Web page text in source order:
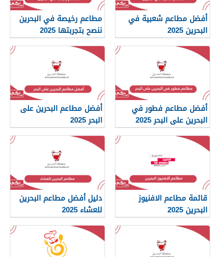
أفضل مطاعم شعبية في
البحرين 2025
مطاعم رخيصة في البحرين
ننصح بتجربتها 2025
أفضل مطاعم فطور في
البحرين على البحر 2025
أفضل مطاعم البحرين على
البحر 2025
قائمة مطاعم الافنيوز
البحرين 2025
دليل أفضل مطاعم البحرين
للعشاء 2025